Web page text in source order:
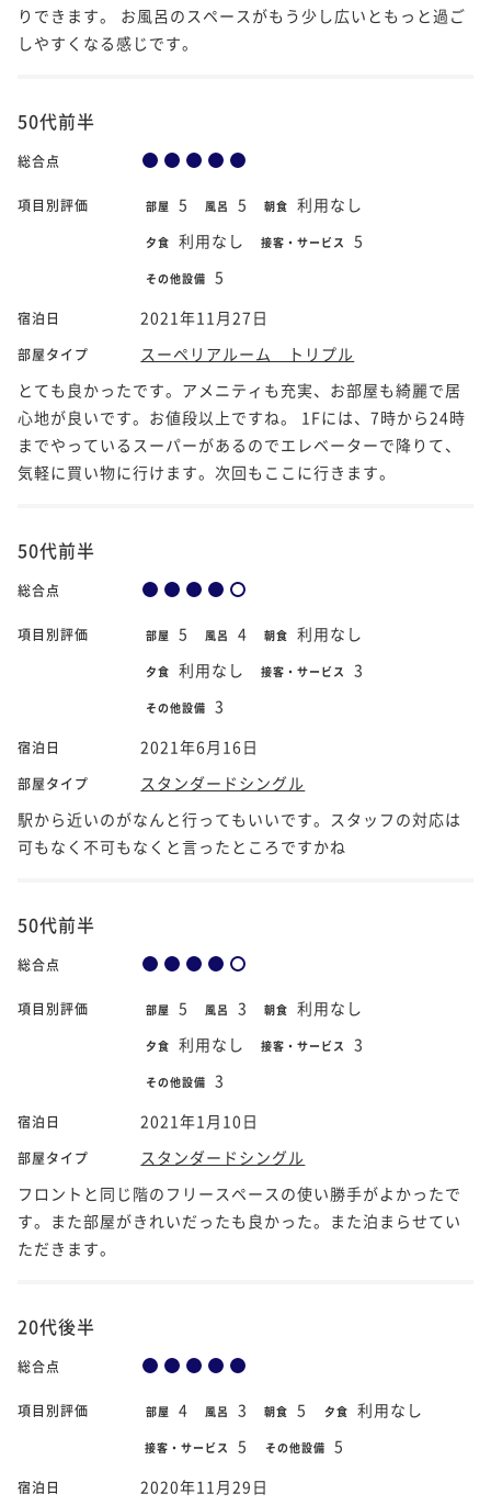
りできます。 お風呂のスペースがもう少し広いともっと過ご
しやすくなる感じです。
50代前半
総合点
項目別評価 部屋 5 風呂 5 朝食 利用なし
夕食 利用なし 接客・サービス 5
その他設備 5
宿泊日 2021年11月27日
部屋タイプ
スーペリアルーム トリプル
とても良かったです。アメニティも充実、お部屋も綺麗で居
心地が良いです。お値段以上ですね。 1Fには、7時から24時
までやっているスーパーがあるのでエレベーターで降りて、
気軽に買い物に行けます。次回もここに行きます。
50代前半
総合点
項目別評価 部屋 5 風呂 4 朝食 利用なし
夕食 利用なし 接客・サービス 3
その他設備 3
宿泊日 2021年6月16日
部屋タイプ
スタンダードシングル
駅から近いのがなんと行ってもいいです。スタッフの対応は
可もなく不可もなくと言ったところですかね
50代前半
総合点
項目別評価 部屋 5 風呂 3 朝食 利用なし
夕食 利用なし 接客・サービス 3
その他設備 3
宿泊日 2021年1月10日
部屋タイプ
スタンダードシングル
フロントと同じ階のフリースペースの使い勝手がよかったで
す。また部屋がきれいだったも良かった。また泊まらせてい
ただきます。
20代後半
総合点
項目別評価 部屋 4 風呂 3 朝食 5 夕食 利用なし
接客・サービス 5 その他設備 5
宿泊日 2020年11月29日